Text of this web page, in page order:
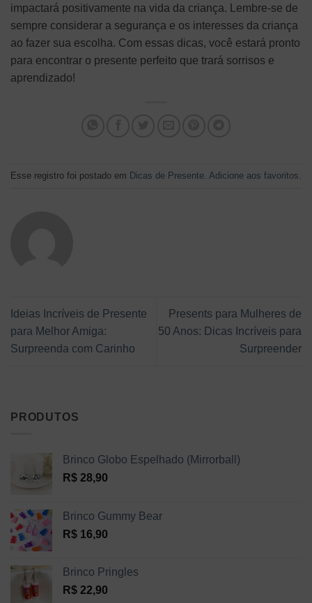
impactará positivamente na vida da criança. Lembre-se de
sempre considerar a segurança e os interesses da criança
ao fazer sua escolha. Com essas dicas, você estará pronto
para encontrar o presente perfeito que trará sorrisos e
aprendizado!
Esse registro foi postado em Dicas de Presente Adicione aos favoritos
Ideias Incríveis de Presente
para Melhor Amiga:
Surpreenda com Carinho
Presents para Mulheres de
50 Anos: Dicas Incríveis para
Surpreender
PRODUTOS
Brinco Globo Espelhado (Mirrorball)
R$ 28,90
Brinco Gummy Bear
R$ 16,90
Brinco Pringles
R$ 22,90